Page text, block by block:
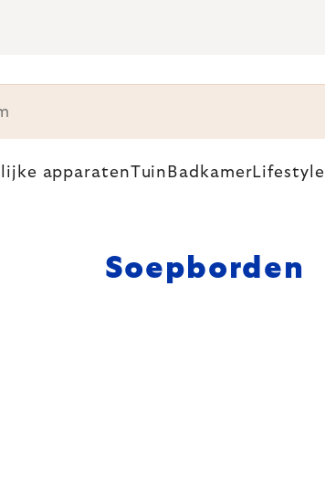
apparatenTuin BadkamerLifestyle
Soepborden